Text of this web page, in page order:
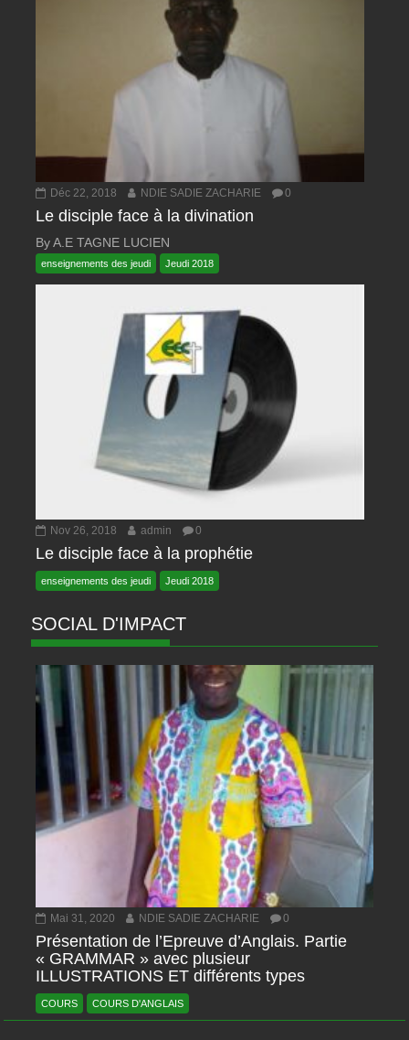
Déc 22, 2018 NDIE SADIE ZACHARIE 0
Le disciple face à la divination
By A.E TAGNE LUCIEN
enseignements des jeudi Jeudi 2018
Nov 26, 2018 admin 0
Le disciple face à la prophétie
enseignements des jeudi Jeudi 2018
SOCIAL D'IMPACT
Mai 31, 2020 NDIE SADIE ZACHARIE 0
Présentation de l’Epreuve d’Anglais. Partie
« GRAMMAR » avec plusieur
ILLUSTRATIONS ET différents types
COURS COURS D'ANGLAIS